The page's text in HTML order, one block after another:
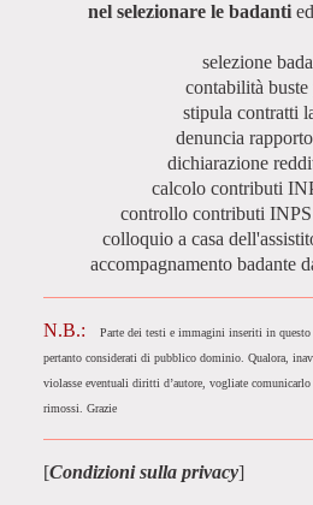
nel selezionare le badanti
selezione
contabilità buste
stipula contratti
denuncia
dichiarazione
calcolo contributi
controllo contributi INPS
colloquio a casa
accompagnamento badante
N.B.:
Parte dei testi e immagini inseriti in
pertanto considerati di pubblico dominio. Qualora,
violasse eventuali diritti d’autore, vogliate
rimossi. Grazie
[Condizioni sulla privacy]